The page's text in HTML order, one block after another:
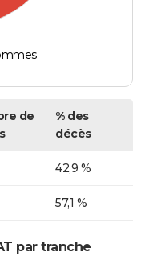
de
% des
décès
42,9 %
57,1 %
par tranche